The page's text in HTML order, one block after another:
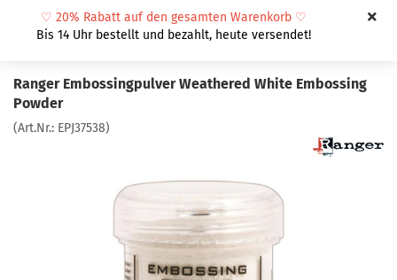
♡ 20% Rabatt auf den gesamten Warenkorb ♡
Bis 14 Uhr bestellt und bezahlt, heute versendet!
Ranger Embossingpulver Weathered White Embossing
Powder
(Art.Nr.: EPJ37538)